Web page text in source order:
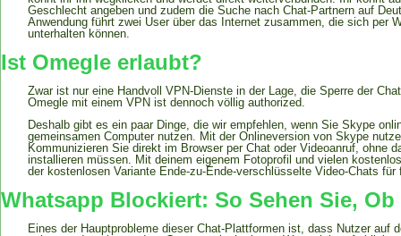
Geschlecht angeben und zudem die Suche nach Chat-Partnern auf
Anwendung führt zwei User über das Internet zusammen, die sich per
unterhalten können.
Ist Omegle erlaubt?
Zwar ist nur eine Handvoll VPN-Dienste in der Lage, die Sperre der
Omegle mit einem VPN ist dennoch völlig authorized.
Deshalb gibt es ein paar Dinge, die wir empfehlen, wenn Sie Skype
gemeinsamen Computer nutzen. Mit der Onlineversion von Skype
Kommunizieren Sie direkt im Browser per Chat oder Videoanruf, ohne
installieren müssen. Mit deinem eigenem Fotoprofil und vielen
der kostenlosen Variante Ende-zu-Ende-verschlüsselte Video-Chats für
Whatsapp Blockiert: So Sehen Sie,
Eines der Hauptprobleme dieser Chat-Plattformen ist, dass Nutzer auf